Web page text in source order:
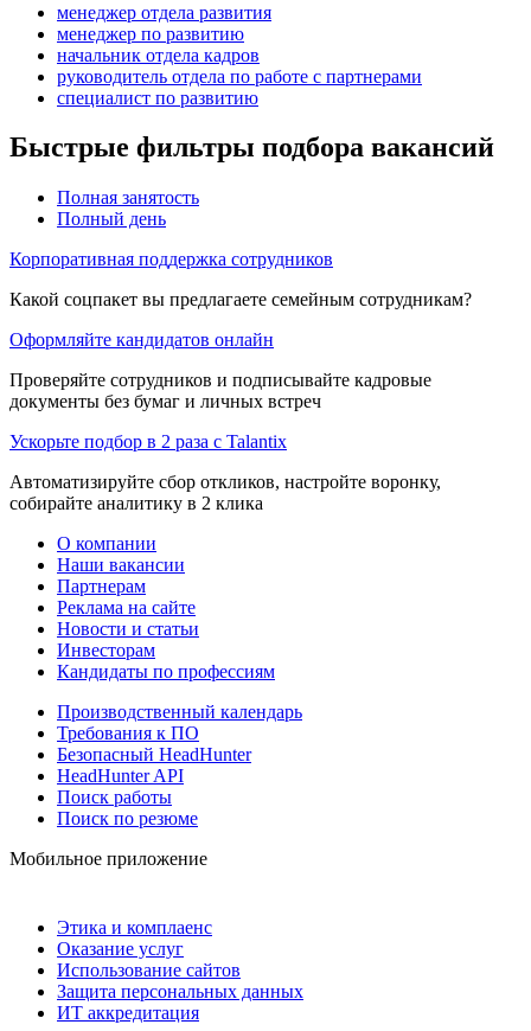
менеджер отдела развития
менеджер по развитию
начальник отдела кадров
руководитель отдела по работе с партнерами
специалист по развитию
Быстрые фильтры подбора вакансий
Полная занятость
Полный день
Корпоративная поддержка сотрудников
Какой соцпакет вы предлагаете семейным сотрудникам?
Оформляйте кандидатов онлайн
Проверяйте сотрудников и подписывайте кадровые
документы без бумаг и личных встреч
Ускорьте подбор в 2 раза с Talantix
Автоматизируйте сбор откликов, настройте воронку,
собирайте аналитику в 2 клика
О компании
Наши вакансии
Партнерам
Реклама на сайте
Новости и статьи
Инвесторам
Кандидаты по профессиям
Производственный календарь
Требования к ПО
Безопасный HeadHunter
HeadHunter API
Поиск работы
Поиск по резюме
Мобильное приложение
Этика и комплаенс
Оказание услуг
Использование сайтов
Защита персональных данных
ИТ аккредитация